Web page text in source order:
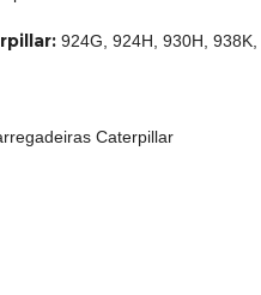
924G, 924H, 930H, 938K,
Caterpillar